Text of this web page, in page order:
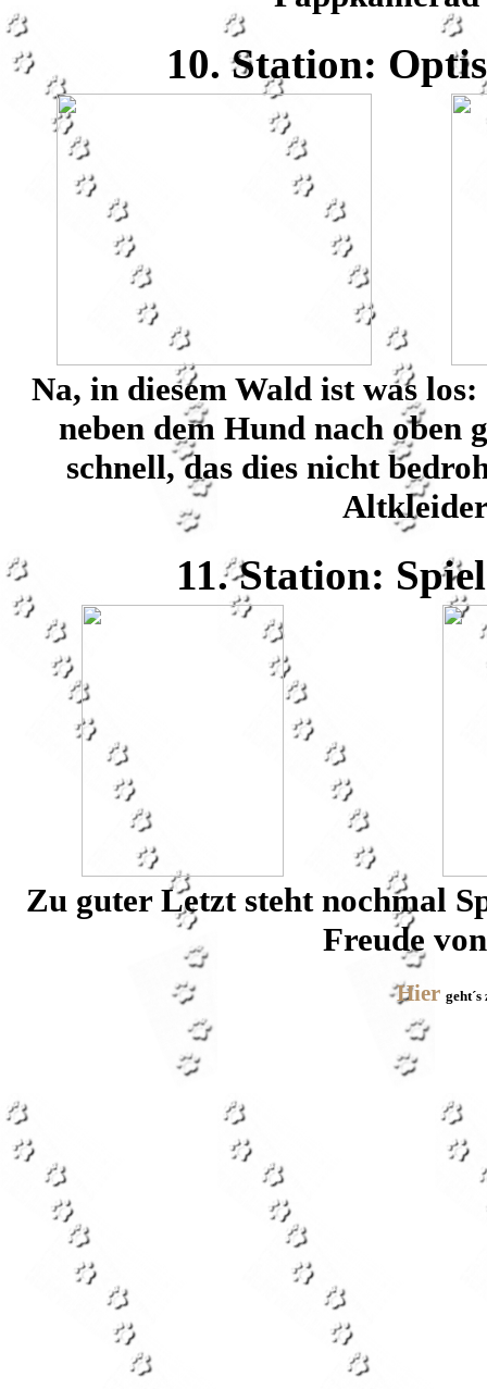
10. Station:
Na, in diesem Wald ist was
neben dem Hund nach oben
schnell, das dies nicht
11. Station:
Zu guter Letzt steht nochmal
Freude
Hier